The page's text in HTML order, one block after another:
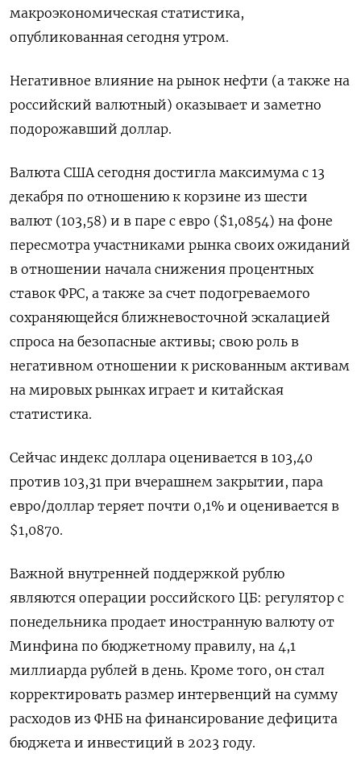
макроэкономическая статистика,
опубликованная сегодня утром.
Негативное влияние на рынок нефти (а также на
российский валютный) оказывает и заметно
подорожавший доллар.
Валюта США сегодня достигла максимума с 13
декабря по отношению к корзине из шести
валют (103,58) и в паре с евро ($1,0854) на фоне
пересмотра участниками рынка своих ожиданий
в отношении начала снижения процентных
ставок ФРС, а также за счет подогреваемого
сохраняющейся ближневосточной эскалацией
спроса на безопасные активы; свою роль в
негативном отношении к рискованным активам
на мировых рынках играет и китайская
статистика.
Сейчас индекс доллара оценивается в 103,40
против 103,31 при вчерашнем закрытии, пара
евро/доллар теряет почти 0,1% и оценивается в
$1,0870.
Важной внутренней поддержкой рублю
являются операции российского ЦБ: регулятор с
понедельника продает иностранную валюту от
Минфина по бюджетному правилу, на 4,1
миллиарда рублей в день. Кроме того, он стал
корректировать размер интервенций на сумму
расходов из ФНБ на финансирование дефицита
бюджета и инвестиций в 2023 году.